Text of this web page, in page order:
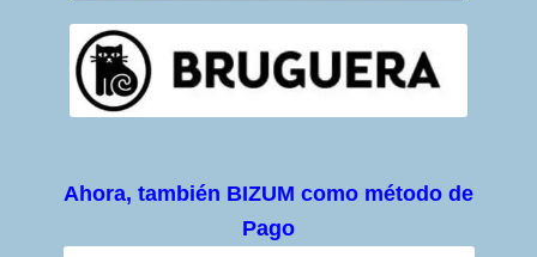
Ahora, también BIZUM como método de
Pago